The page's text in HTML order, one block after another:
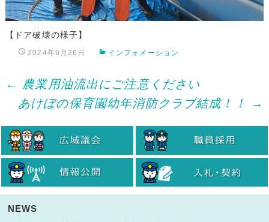
【ドア破壊の様子】
2024年6月26日 インフォメーション
Post
navigation
←
農業用油流出にご注意ください
あけぼの保育園幼年消防クラブ結成！！
→
NEWS